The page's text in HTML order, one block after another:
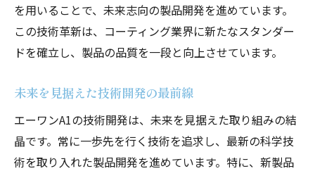
を用いることで、未来志向の製品開発を進めています。
この技術革新は、コーティング業界に新たなスタンダー
ドを確立し、製品の品質を一段と向上させています。
未来を見据えた技術開発の最前線
エーワンA1の技術開発は、未来を見据えた取り組みの結
晶です。常に一歩先を行く技術を追求し、最新の科学技
術を取り入れた製品開発を進めています。特に、新製品